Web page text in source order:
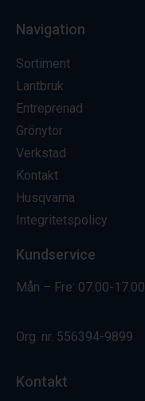
Navigation
Sortiment
Lantbruk
Entreprenad
Grönytor
Verkstad
Kontakt
Husqvarna
Integritetspolicy
Kundservice
Mån – Fre: 07.00-17.00
Org. nr. 556394-9899
Kontakt